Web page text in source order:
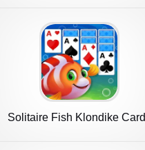
Solitaire Fish Klondike Card